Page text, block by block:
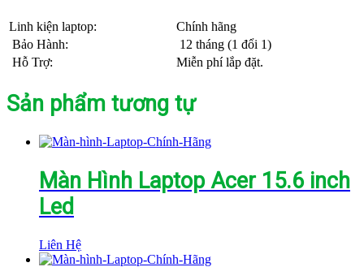
Linh kiện laptop:
Chính hãng
Bảo Hành:
12 tháng (1 đổi 1)
Hỗ Trợ:
Miễn phí lắp đặt.
Sản phẩm tương tự
Màn Hình Laptop Acer 15.6 inch
Led
Liên Hệ